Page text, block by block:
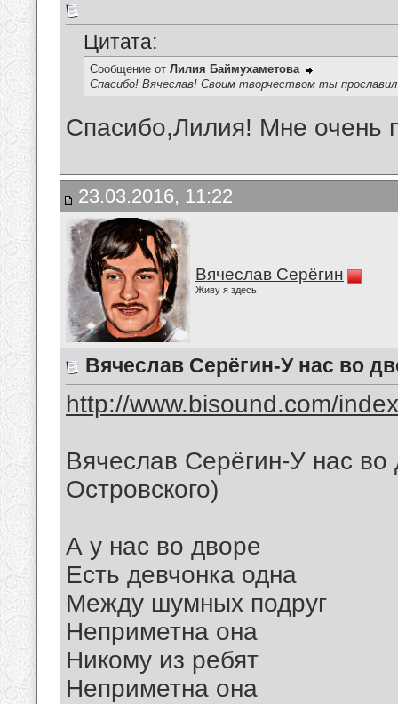
Цитата:
Сообщение от Лилия Баймухаметова
Спасибо! Вячеслав! Своим творчеством ты
Спасибо,Лилия! Мне очень
23.03.2016, 11:22
Вячеслав Серёгин
Живу я здесь
Вячеслав Серёгин-У нас во
http://www.bisound.com/
Вячеслав Серёгин-У нас
Островского)
А у нас во дворе
Есть девчонка одна
Между шумных подруг
Неприметна она
Никому из ребят
Неприметна она